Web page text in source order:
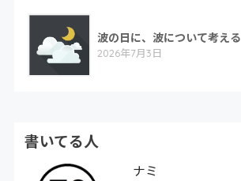
波の日に、波について考える
2026年7月3日
書いてる人
ナミ